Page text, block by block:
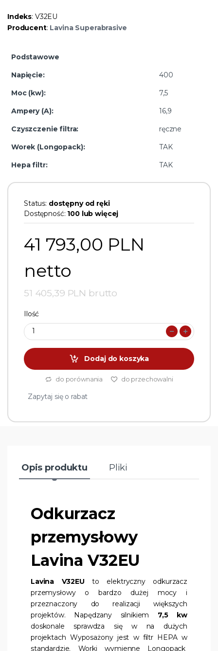
Indeks: V32EU
Producent: Lavina Superabrasive
Podstawowe
Napięcie: 400
Moc (kw): 7,5
Ampery (A): 16,9
Czyszczenie filtra: ręczne
Worek (Longopack): TAK
Hepa filtr: TAK
Status: dostępny od ręki
Dostępność: 100 lub więcej
41 793,00 PLN
netto
51 405,39 PLN brutto
Ilość
Dodaj do koszyka
do porównania do przechowalni
Zapytaj się o rabat
Opis produktu Pliki
Odkurzacz
przemysłowy
Lavina V32EU
Lavina V32EU to elektryczny odkurzacz
przemysłowy o bardzo dużej mocy i
przeznaczony do realizacji większych
projektów. Napędzany silnikiem 7,5 kw
doskonale sprawdza się w na dużych
projektach Wyposażony jest w filtr HEPA w
standardzie. Worki wymienne Longopack